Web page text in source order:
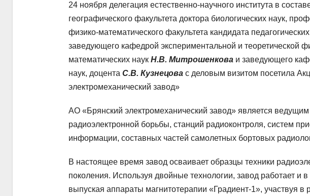
24 ноября делегация естественно-научного института в
географического факультета доктора биологических наук,
физико-математического факультета кандидата
заведующего кафедрой экспериментальной и теоретической
математических наук Н.В. Митрошенкова и заведующего
наук, доцента С.В. Кузнецова с деловым визитом посетила
электромеханический завод»
АО «Брянский электромеханический завод» является
радиоэлектронной борьбы, станций радиоконтроля, систем
информации, составных частей самолетных бортовых
В настоящее время завод осваивает образцы техники
поколения. Используя двойные технологии, завод работает и
выпуская аппараты магнитотерапии «Градиент-1», участвуя в